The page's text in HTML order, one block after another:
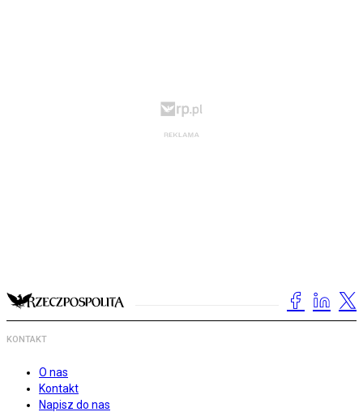
KONTAKT
O nas
Kontakt
Napisz do nas